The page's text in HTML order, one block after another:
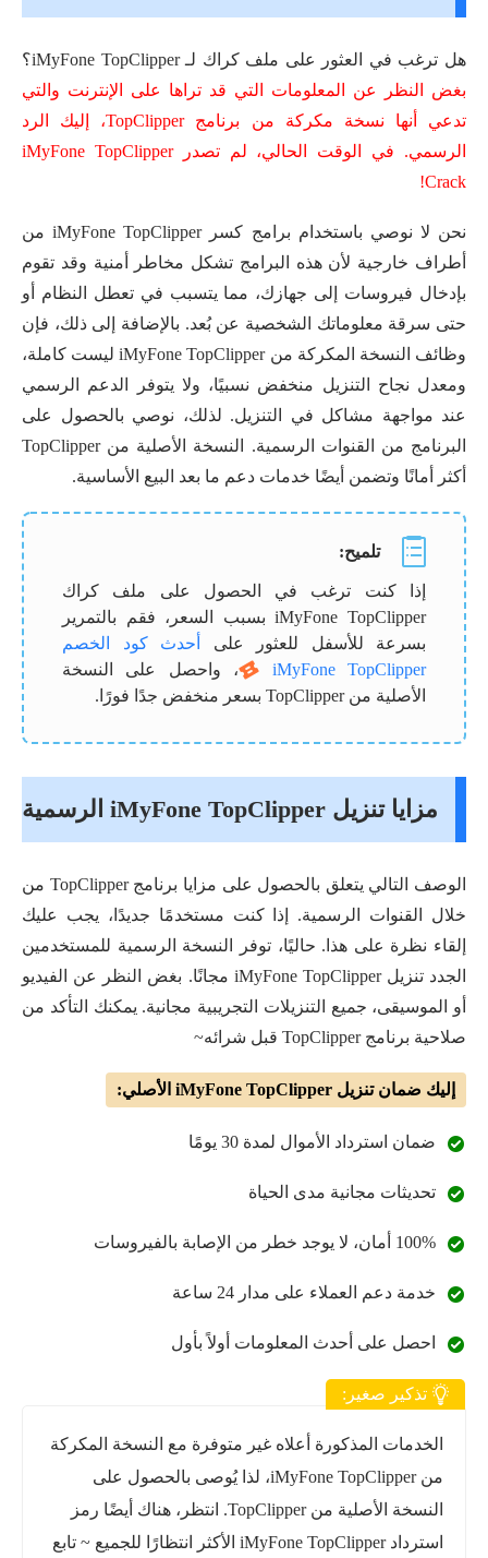
هل ترغب في العثور على ملف كراك لـ iMyFone TopClipper؟
بغض النظر عن المعلومات التي قد تراها على الإنترنت والتي
تدعي أنها نسخة مكركة من برنامج TopClipper، إليك الرد
الرسمي. في الوقت الحالي، لم تصدر iMyFone TopClipper
Crack!
نحن لا نوصي باستخدام برامج كسر iMyFone TopClipper من
أطراف خارجية لأن هذه البرامج تشكل مخاطر أمنية وقد تقوم
بإدخال فيروسات إلى جهازك، مما يتسبب في تعطل النظام أو
حتى سرقة معلوماتك الشخصية عن بُعد. بالإضافة إلى ذلك، فإن
وظائف النسخة المكركة من iMyFone TopClipper ليست كاملة،
ومعدل نجاح التنزيل منخفض نسبيًا، ولا يتوفر الدعم الرسمي
عند مواجهة مشاكل في التنزيل. لذلك، نوصي بالحصول على
البرنامج من القنوات الرسمية. النسخة الأصلية من TopClipper
أكثر أمانًا وتضمن أيضًا خدمات دعم ما بعد البيع الأساسية.
تلميح:
إذا كنت ترغب في الحصول على ملف كراك
iMyFone TopClipper بسبب السعر، فقم بالتمرير
بسرعة للأسفل للعثور على
أحدث كود الخصم
iMyFone TopClipper
، واحصل على النسخة
الأصلية من TopClipper بسعر منخفض جدًا فورًا.
مزايا تنزيل iMyFone TopClipper الرسمية
الوصف التالي يتعلق بالحصول على مزايا برنامج TopClipper من
خلال القنوات الرسمية. إذا كنت مستخدمًا جديدًا، يجب عليك
إلقاء نظرة على هذا. حاليًا، توفر النسخة الرسمية للمستخدمين
الجدد تنزيل iMyFone TopClipper مجانًا. بغض النظر عن الفيديو
أو الموسيقى، جميع التنزيلات التجريبية مجانية. يمكنك التأكد من
صلاحية برنامج TopClipper قبل شرائه~
إليك ضمان تنزيل iMyFone TopClipper الأصلي:
ضمان استرداد الأموال لمدة 30 يومًا
تحديثات مجانية مدى الحياة
100% أمان، لا يوجد خطر من الإصابة بالفيروسات
خدمة دعم العملاء على مدار 24 ساعة
احصل على أحدث المعلومات أولاً بأول
تذكير صغير:
الخدمات المذكورة أعلاه غير متوفرة مع النسخة المكركة
من iMyFone TopClipper، لذا يُوصى بالحصول على
النسخة الأصلية من TopClipper. انتظر، هناك أيضًا رمز
استرداد iMyFone TopClipper الأكثر انتظارًا للجميع ~ تابع